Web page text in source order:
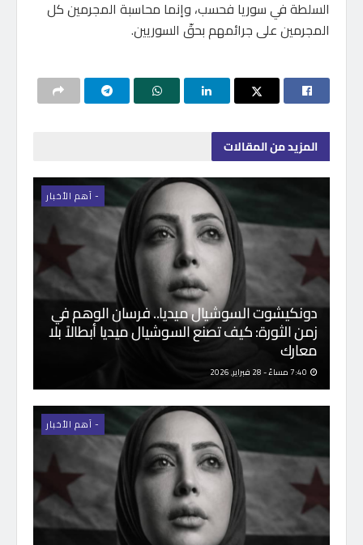
السلطة في سوريا فحسب، وإنما محاسبة المجرمين كل
المجرمين على جرائمهم بحقّ السوريين.
المزيدمن المقالات
- اَهم الأخبار
دونكيشوت السوشيال ميديا.. فرسان الوهم في
زمن الثورة: كيف تصنع السوشيال ميديا أبطالاً بلا
معارك
- اَهم الأخبار